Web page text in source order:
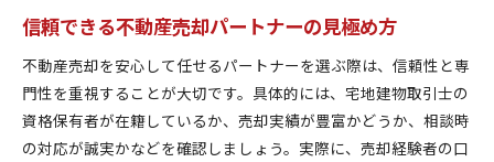
信頼できる不動産売却パートナーの見極め方
不動産売却を安心して任せるパートナーを選ぶ際は、信頼性と専
門性を重視することが大切です。具体的には、宅地建物取引士の
資格保有者が在籍しているか、売却実績が豊富かどうか、相談時
の対応が誠実かなどを確認しましょう。実際に、売却経験者の口